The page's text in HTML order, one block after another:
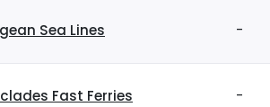
Sea Lines -
Fast Ferries -